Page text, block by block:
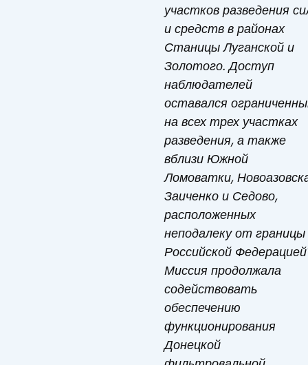
участков разведения
и средств в районах
Станицы Луганской и
Золотого. Доступ
наблюдателей
оставался
на всех трех участках
разведения, а также
вблизи Южной
Ломоватки,
Заиченко и Седово,
расположенных
неподалеку от границы
Российской
Миссия продолжала
содействовать
обеспечению
функционирования
Донецкой